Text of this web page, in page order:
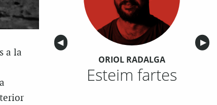
a la
Anterior
◀︎ ▶︎
ORIOL RADALGA
Esteim fartes